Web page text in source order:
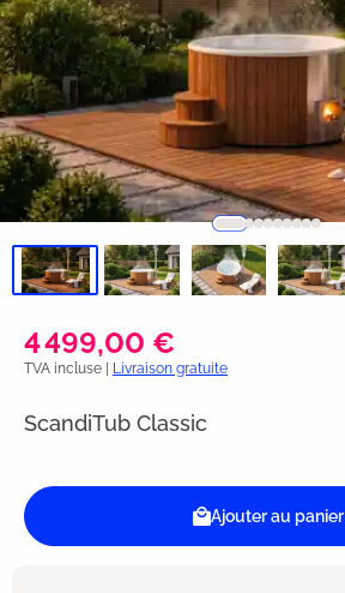
4 499,00 €
TVA incluse | Livraison gratuite
ScandiTub Classic
Ajouter au panier